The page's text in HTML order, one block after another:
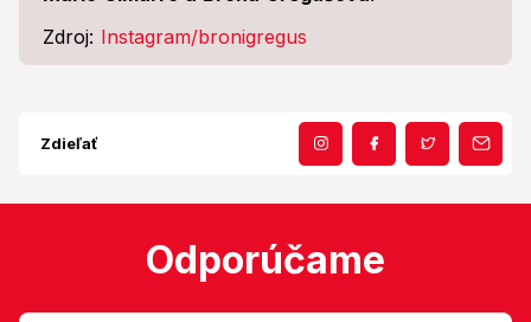
Zdroj: Instagram/bronigregus
Zdieľať
Odporúčame